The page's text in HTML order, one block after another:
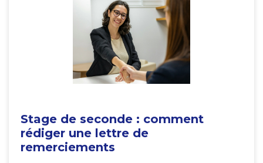
Stage de seconde : comment
rédiger une lettre de
remerciements